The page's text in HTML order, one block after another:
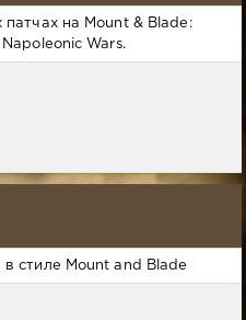
на Mount & Blade:
Wars.
стиле Mount and Blade